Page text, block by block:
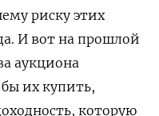
риску этих
И вот на прошлой
аукциона
их купить,
которую